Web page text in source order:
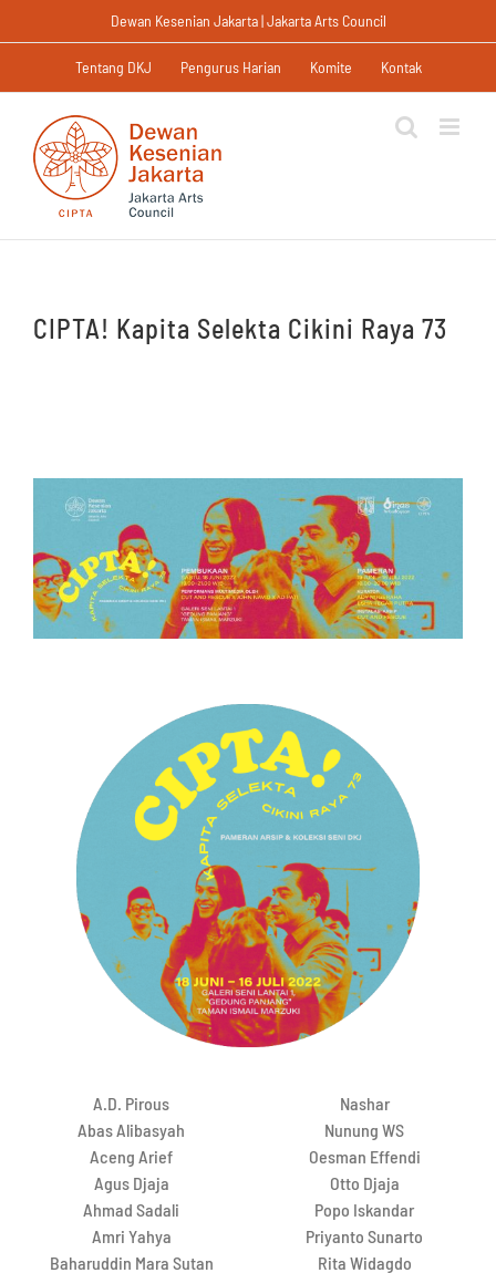
to
Dewan Kesenian Jakarta | Jakarta Arts Council
Tentang DKJ Pengurus Harian Komite Kontak
CIPTA! Kapita Selekta Cikini Raya 73
A.D. Pirous
Abas Alibasyah
Aceng Arief
Agus Djaja
Ahmad Sadali
Amri Yahya
Baharuddin Mara Sutan
Nashar
Nunung WS
Oesman Effendi
Otto Djaja
Popo Iskandar
Priyanto Sunarto
Rita Widagdo